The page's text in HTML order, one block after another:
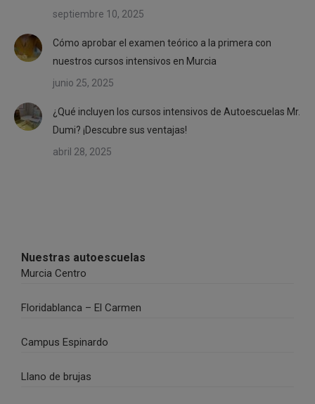
septiembre 10, 2025
Cómo aprobar el examen teórico a la primera con
nuestros cursos intensivos en Murcia
junio 25, 2025
¿Qué incluyen los cursos intensivos de Autoescuelas Mr.
Dumi? ¡Descubre sus ventajas!
abril 28, 2025
Nuestras autoescuelas
Murcia Centro
Floridablanca – El Carmen
Campus Espinardo
Llano de brujas